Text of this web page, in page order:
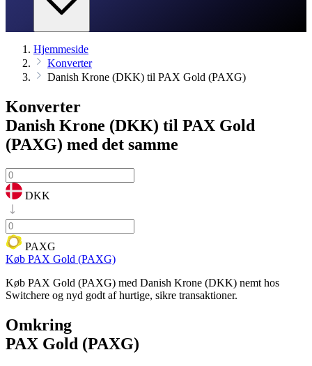
Hjemmeside
Konverter
Danish Krone (DKK) til PAX Gold (PAXG)
Konverter
Danish Krone (DKK) til PAX Gold
(PAXG) med det samme
DKK
PAXG
Køb PAX Gold (PAXG)
Køb PAX Gold (PAXG) med Danish Krone (DKK) nemt hos
Switchere og nyd godt af hurtige, sikre transaktioner.
Omkring
PAX Gold (PAXG)